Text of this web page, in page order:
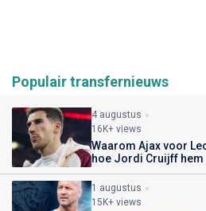
Populair transfernieuws
4 augustus
16K+ views
Waarom Ajax voor
hoe Jordi Cruijff hem
1 augustus
15K+ views